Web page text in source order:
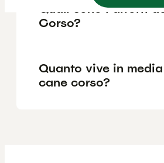
Quali sono i difetti
Corso?
Quanto vive in
cane corso?